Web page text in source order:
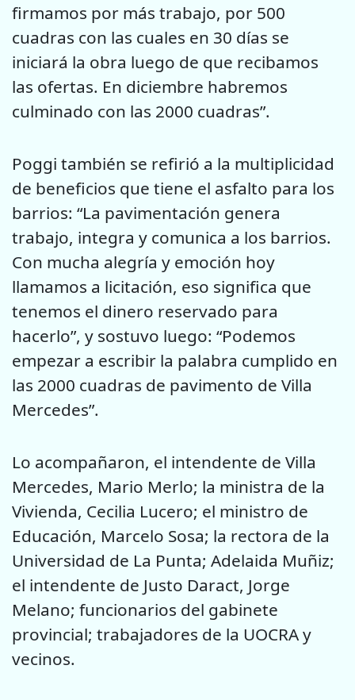
firmamos por más trabajo, por 500
cuadras con las cuales en 30 días se
iniciará la obra luego de que recibamos
las ofertas. En diciembre habremos
culminado con las 2000 cuadras”.
Poggi también se refirió a la multiplicidad
de beneficios que tiene el asfalto para los
barrios: “La pavimentación genera
trabajo, integra y comunica a los barrios.
Con mucha alegría y emoción hoy
llamamos a licitación, eso significa que
tenemos el dinero reservado para
hacerlo”, y sostuvo luego: “Podemos
empezar a escribir la palabra cumplido en
las 2000 cuadras de pavimento de Villa
Mercedes”.
Lo acompañaron, el intendente de Villa
Mercedes, Mario Merlo; la ministra de la
Vivienda, Cecilia Lucero; el ministro de
Educación, Marcelo Sosa; la rectora de la
Universidad de La Punta; Adelaida Muñiz;
el intendente de Justo Daract, Jorge
Melano; funcionarios del gabinete
provincial; trabajadores de la UOCRA y
vecinos.